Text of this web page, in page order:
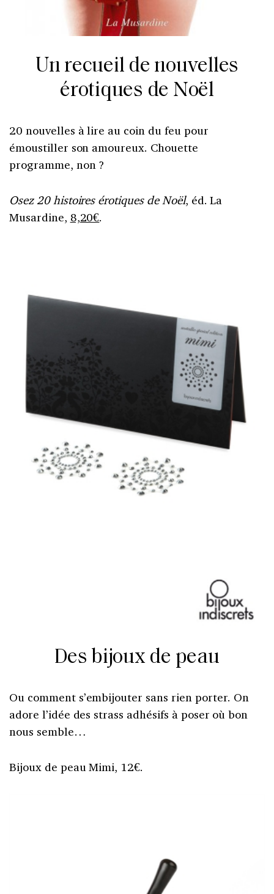
Un recueil de nouvelles
érotiques de Noël
20 nouvelles à lire au coin du feu pour
émoustiller son amoureux. Chouette
programme, non ?
Osez 20 histoires érotiques de Noël, éd. La
Musardine, 8,20€.
Des bijoux de peau
Ou comment s’embijouter sans rien porter. On
adore l’idée des strass adhésifs à poser où bon
nous semble…
Bijoux de peau Mimi, 12€.